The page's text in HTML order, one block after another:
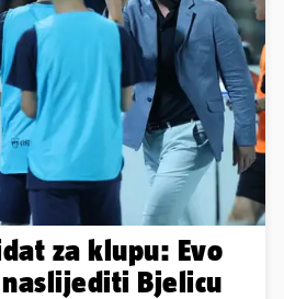
za klupu: Evo
Bjelicu